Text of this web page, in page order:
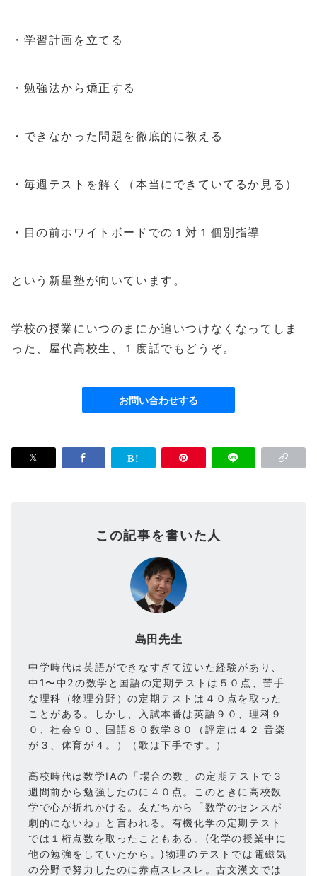
・学習計画を立てる
・勉強法から矯正する
・できなかった問題を徹底的に教える
・毎週テストを解く（本当にできていてるか見る）
・目の前ホワイトボードでの１対１個別指導
という新星塾が向いています。
学校の授業にいつのまにか追いつけなくなってしま
った、屋代高校生、１度話でもどうぞ。
お問い合わせする
この記事を書いた人
島田先生
中学時代は英語ができなすぎて泣いた経験があり、
中1〜中2の数学と国語の定期テストは５０点、苦手
な理科（物理分野）の定期テストは４０点を取った
ことがある。しかし、入試本番は英語９０、理科９
０、社会９０、国語８０数学８０（評定は４２ 音楽
が３、体育が４。）（歌は下手です。）
高校時代は数学ⅠAの「場合の数」の定期テストで３
週間前から勉強したのに４０点。このときに高校数
学で心が折れかける。友だちから「数学のセンスが
劇的にないね」と言われる。有機化学の定期テスト
では１桁点数を取ったこともある。(化学の授業中に
他の勉強をしていたから。)物理のテストでは電磁気
の分野で努力したのに赤点スレスレ。古文漢文では